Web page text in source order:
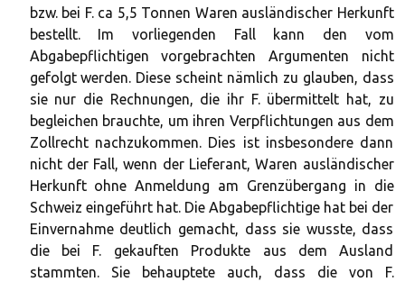
bzw. bei F. ca 5,5 Tonnen Waren ausländischer Herkunft
bestellt. Im vorliegenden Fall kann den vom
Abgabepflichtigen vorgebrachten Argumenten nicht
gefolgt werden. Diese scheint nämlich zu glauben, dass
sie nur die Rechnungen, die ihr F. übermittelt hat, zu
begleichen brauchte, um ihren Verpflichtungen aus dem
Zollrecht nachzukommen. Dies ist insbesondere dann
nicht der Fall, wenn der Lieferant, Waren ausländischer
Herkunft ohne Anmeldung am Grenzübergang in die
Schweiz eingeführt hat. Die Abgabepflichtige hat bei der
Einvernahme deutlich gemacht, dass sie wusste, dass
die bei F. gekauften Produkte aus dem Ausland
stammten. Sie behauptete auch, dass die von F.